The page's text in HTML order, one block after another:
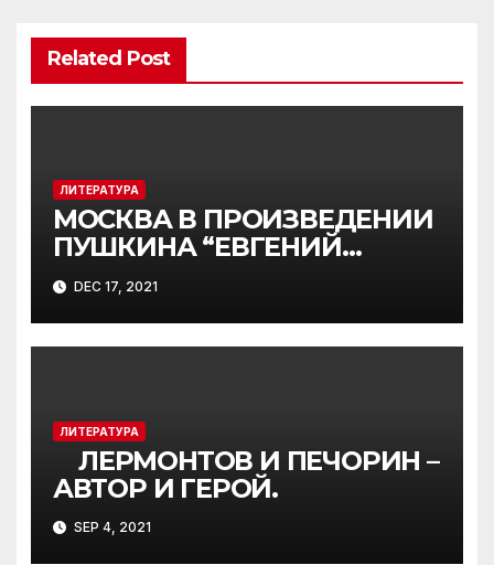
Related Post
ЛИТЕРАТУРА
МОСКВА В ПРОИЗВЕДЕНИИ
ПУШКИНА “ЕВГЕНИЙ
ОНЕГИН”
DEC 17, 2021
ЛИТЕРАТУРА
ЛЕРМОНТОВ И ПЕЧОРИН –
АВТОР И ГЕРОЙ.
SEP 4, 2021